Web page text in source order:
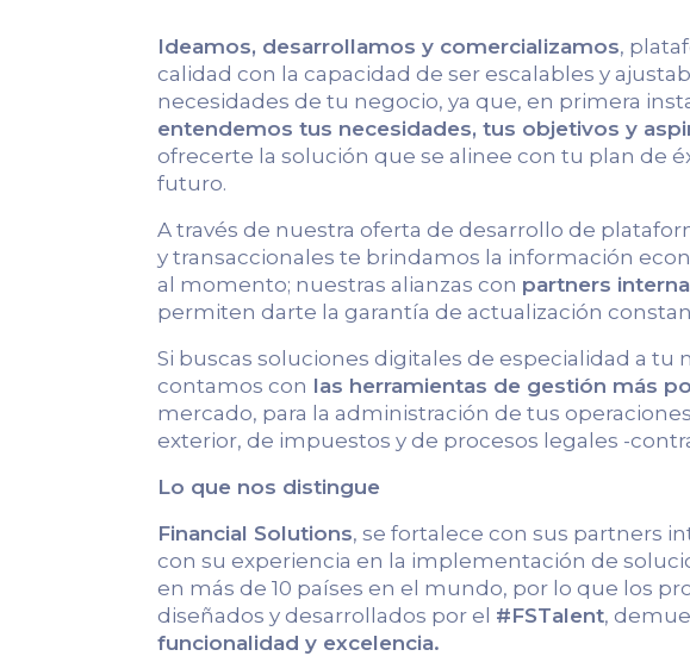
Ideamos, desarrollamos y comercializamos,
calidad con la capacidad de ser escalables y
necesidades de tu negocio, ya que, en primera
entendemos tus necesidades, tus objetivos y
ofrecerte la solución que se alinee con tu plan de
futuro.
A través de nuestra oferta de desarrollo de
y transaccionales te brindamos la información
al momento; nuestras alianzas con partners
permiten darte la garantía de actualización
Si buscas soluciones digitales de especialidad a tu
contamos con las herramientas de gestión más
mercado, para la administración de tus
exterior, de impuestos y de procesos legales -
Lo que nos distingue
Financial Solutions, se fortalece con sus partners
con su experiencia en la implementación de
en más de 10 países en el mundo, por lo que los
diseñados y desarrollados por el #FSTalent,
funcionalidad y excelencia.